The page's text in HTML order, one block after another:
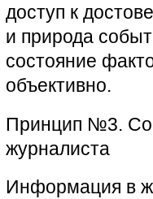
доступ к
и природа
состояние
объективно.
Принцип №3.
журналиста
Информация в